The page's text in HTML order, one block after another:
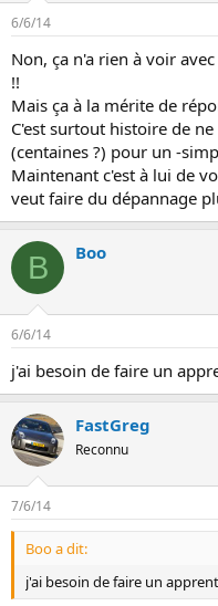
6/6/14
Non, ça n'a rien à voir
!!
Mais ça à la mérite de
C'est surtout histoire de
(centaines ?) pour un -
Maintenant c'est à lui de
veut faire du dépannage
B Boo
6/6/14
j'ai besoin de faire un
FastGreg
Reconnu
7/6/14
Boo a dit:
j'ai besoin de faire un